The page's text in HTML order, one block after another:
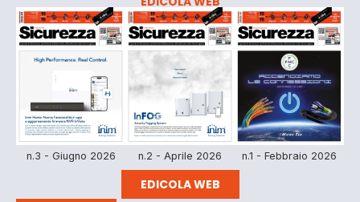
n.3 - Giugno 2026 n.2 - Aprile 2026 n.1 - Febbraio 2026
EDICOLA WEB